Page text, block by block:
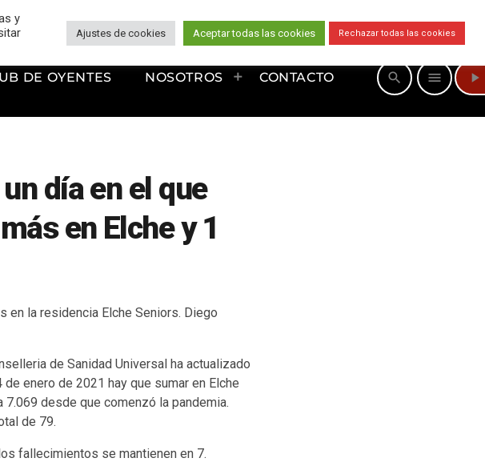
DE OYENTES NOSOTROS CONTACTO search menu play_arrow
día en el que
en Elche y 1
en la residencia Elche Seniors. Diego
de Sanidad Universal ha actualizado
enero de 2021 hay que sumar en Elche
desde que comenzó la pandemia.
de 79.
fallecimientos se mantienen en 7.
y
Ajustes de cookies Aceptar todas las cookies Rechazar todas las cookies